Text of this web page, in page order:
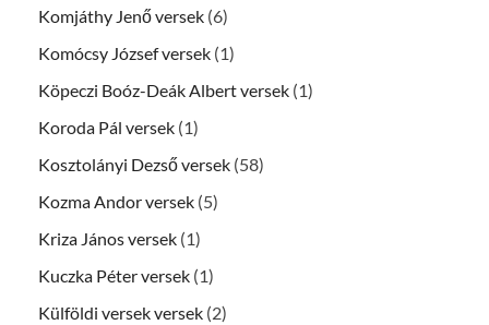
Komjáthy Jenő versek (6)
Komócsy József versek (1)
Köpeczi Boóz-Deák Albert versek (1)
Koroda Pál versek (1)
Kosztolányi Dezső versek (58)
Kozma Andor versek (5)
Kriza János versek (1)
Kuczka Péter versek (1)
Külföldi versek versek (2)